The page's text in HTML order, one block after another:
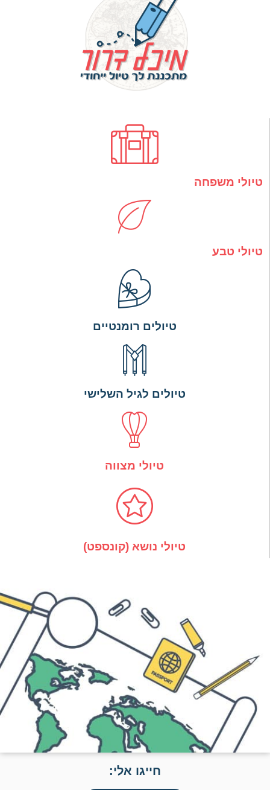
טיולי משפחה
טיולי טבע
טיולים רומנטיים
טיולים לגיל השלישי
טיולי מצווה
טיולי נושא (קונספט)
חייגו אלי: